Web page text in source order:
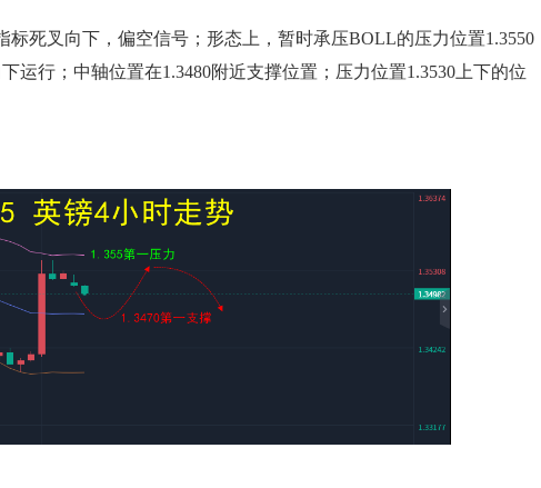
死叉向下，偏空信号；形态上，暂时承压BOLL的压力位置1.3550
运行；中轴位置在1.3480附近支撑位置；压力位置1.3530上下的位